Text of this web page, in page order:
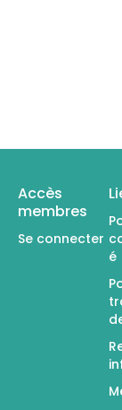
Accès
membres
Se connecter
é